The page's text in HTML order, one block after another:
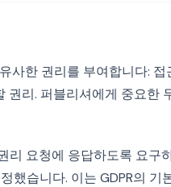
사한 권리를 부여합니다:
리. 퍼블리셔에게 중요한
요청에 응답하도록 요구
했습니다. 이는 GDPR의 기